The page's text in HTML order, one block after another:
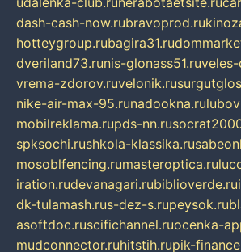
dash-cash-now.rubravoprod.ru
hotteygroup.rubagira31.ru
dveriland73.runis-glonass51.ru
vrema-zdorov.ruvelonik.ru
nike-air-max-95.runadookna.ru
mobilreklama.rupds-nn.ru
spksochi.rushkola-klassika.ru
mosoblfencing.rumasteroptica.ru
iration.rudevanagari.rubiblioverde.ru
dk-tulamash.rus-dez-s.rupeysok.ru
asoftdoc.ruscifichannel.ruocenka-
mudconnector.ruhitstih.rupik-